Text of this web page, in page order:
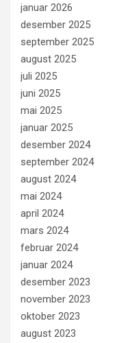
januar 2026
desember 2025
september 2025
august 2025
juli 2025
juni 2025
mai 2025
januar 2025
desember 2024
september 2024
august 2024
mai 2024
april 2024
mars 2024
februar 2024
januar 2024
desember 2023
november 2023
oktober 2023
august 2023